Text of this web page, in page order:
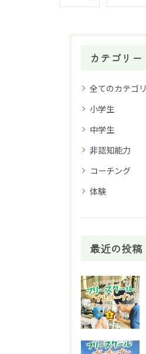
カテゴリー
全てのカテゴ
小学生
中学生
非認知能力
コーチング
体験
最近の投稿